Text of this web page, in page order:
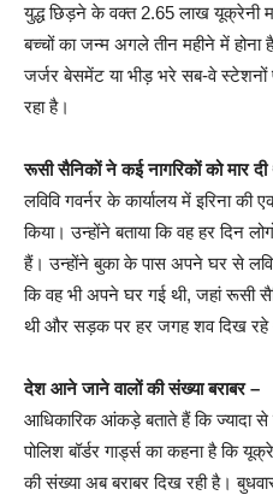
युद्ध छिड़ने के वक्त 2.65 लाख यूक्रेनी
बच्चों का जन्म अगले तीन महीने में होना
जर्जर बेसमेंट या भीड़ भरे सब-वे स्टेशनों
रहा है।
रूसी सैनिकों ने कई नागरिकों को मार दी
लविवि गवर्नर के कार्यालय में इरिना
किया। उन्होंने बताया कि वह हर दिन
हैं। उन्होंने बुका के पास अपने घर से
कि वह भी अपने घर गई थी, जहां रूसी
थी और सड़क पर हर जगह शव दिख रहे
देश आने जाने वालों की संख्या बराबर –
आधिकारिक आंकड़े बताते हैं कि ज्यादा से
पोलिश बॉर्डर गार्ड्स का कहना है कि
की संख्या अब बराबर दिख रही है।